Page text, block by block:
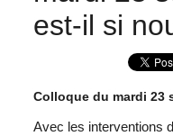
est-il si
Colloque du mardi 23
Avec les interventions